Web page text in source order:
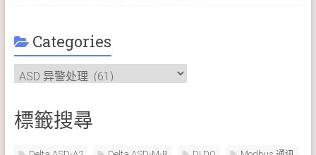
Categories
Categories
標籤搜尋